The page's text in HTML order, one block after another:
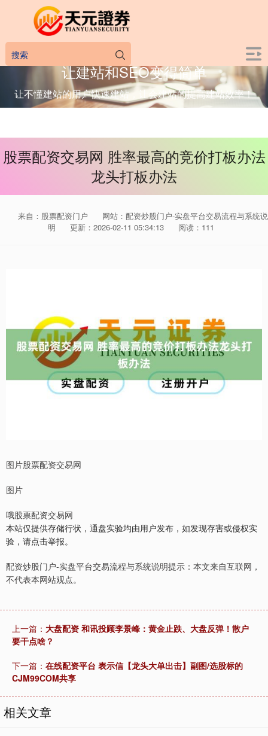
让建站和SEO变得简单
让不懂建站的用户快速建站，让会建站的提高建站效率！
股票配资交易网 胜率最高的竞价打板办法
龙头打板办法
来自：股票配资门户
网站：配资炒股门户-实盘平台交易流程与系统说
明
更新：2026-02-11 05:34:13 阅读：111
图片股票配资交易网
图片
哦股票配资交易网
本站仅提供存储行状，通盘实验均由用户发布，如发现存害或侵权实
验，请点击举报。
配资炒股门户-实盘平台交易流程与系统说明提示：本文来自互联网，
不代表本网站观点。
上一篇： 大盘配资 和讯投顾李景峰：黄金止跌、大盘反弹！散户
要干点啥？
下一篇： 在线配资平台 表示信【龙头大单出击】副图/选股标的
CJM99COM共享
相关文章